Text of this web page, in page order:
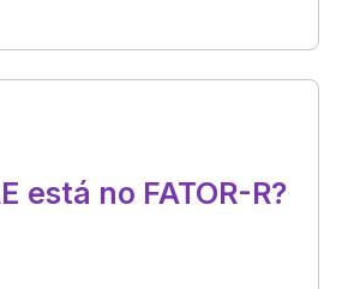
está no FATOR-R?